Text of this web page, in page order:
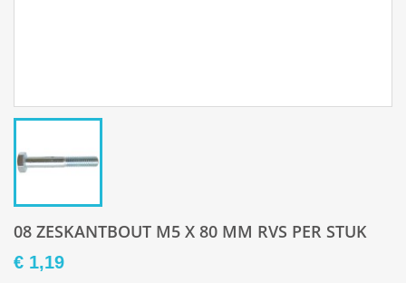
08 ZESKANTBOUT M5 X 80 MM RVS PER STUK
€ 1,19